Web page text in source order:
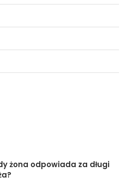
żona odpowiada za długi